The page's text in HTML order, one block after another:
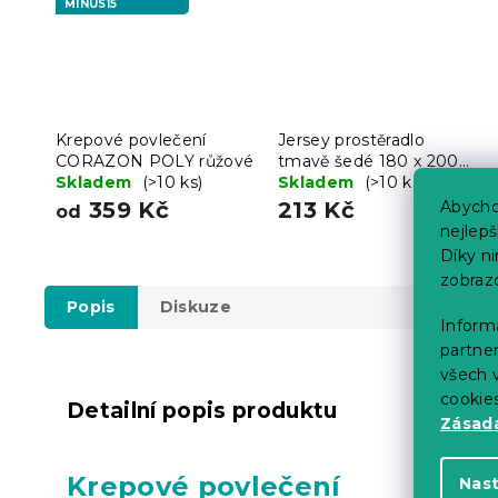
Díky
všech
MINUS15
Krepové povlečení
CORAZON POLY růžové
Skladem
(>10 ks)
od 359 Kč
Jersey prostěradlo
tmavě šedé 180 x 200
cm
Skladem (>10 ks)
213 Kč
Popis Diskuze
Detailní popis produktu
Krepové povlečení